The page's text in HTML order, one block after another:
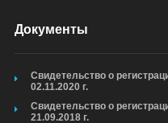
Документы
Свидетельство о
02.11.2020 г.
Свидетельство о
21.09.2018 г.